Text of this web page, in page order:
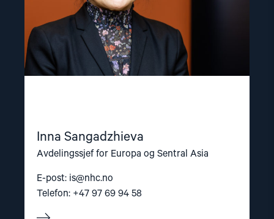
Inna Sangadzhieva
Avdelingssjef for Europa og Sentral Asia
E-post: is@nhc.no
Telefon: +47 97 69 94 58